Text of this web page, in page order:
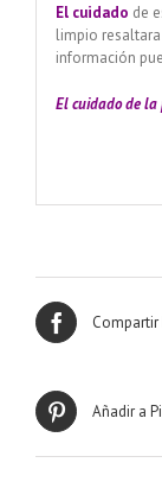
El cuidado de
limpio
información
El cuidado dela
Compartir
Añadir a